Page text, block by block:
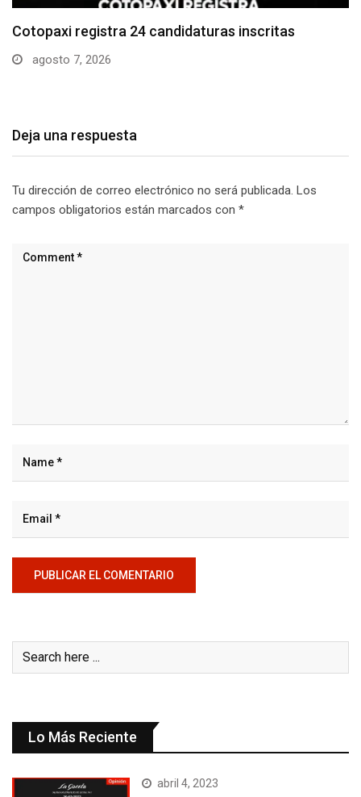
Parque Nacional Cotopaxi espera alta afluencia de
visitantes…
Deja una respuesta
Tu dirección de correo electrónico no será publicada. Los
campos obligatorios están marcados con *
Lo Más Reciente
abril 4, 2023